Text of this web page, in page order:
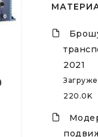
2021
220.0K